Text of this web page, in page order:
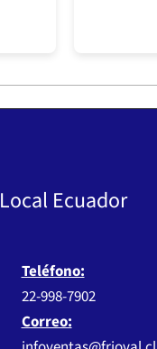
Local Ecuador
Teléfono:
22-998-7902
Correo: